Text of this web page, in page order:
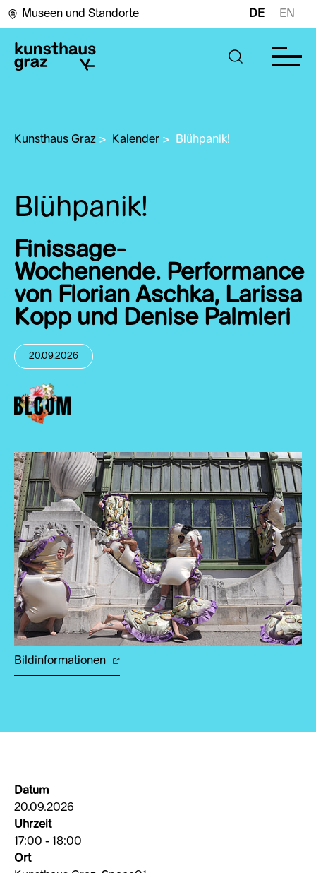
Museen und Standorte DE EN
Kunsthaus Graz > Kalender > Blühpanik!
Blühpanik!
Finissage-
Wochenende. Performance
von Florian Aschka, Larissa
Kopp und Denise Palmieri
20.09.2026
Bildinformationen
Datum
20.09.2026
Uhrzeit
17:00 - 18:00
Ort